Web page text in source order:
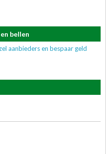
bellen
aanbieders en bespaar geld